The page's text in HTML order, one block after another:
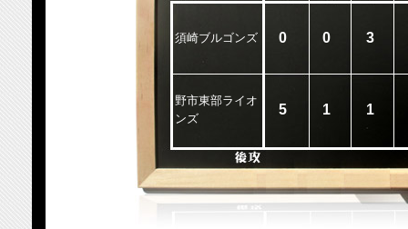
須崎ブルゴンズ 0 0 3
野市東部ライオ
ンズ
5 1 1